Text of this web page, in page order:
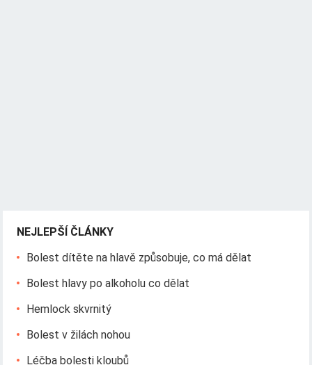
NEJLEPŠÍ ČLÁNKY
Bolest dítěte na hlavě způsobuje, co má dělat
Bolest hlavy po alkoholu co dělat
Hemlock skvrnitý
Bolest v žilách nohou
Léčba bolesti kloubů